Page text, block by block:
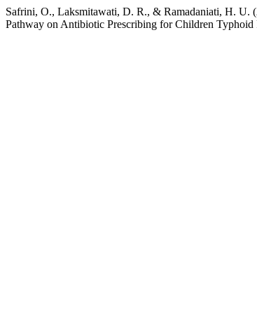
Safrini, O., Laksmitawati, D. R., & Ramadaniati, H. U.
Pathway on Antibiotic Prescribing for Children Typhoid